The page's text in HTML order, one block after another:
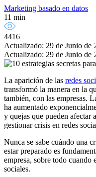
Marketing basado en datos
11 min
4416
Actualizado: 29 de Junio de
Actualizado: 29 de Junio de
La aparición de las redes
transformó la manera en la
también, con las empresas.
ha aumentado
y quejas que pueden afectar
gestionar crisis en redes
Nunca se sabe cuándo una
estar preparado es
empresa, sobre todo cuando
sociales.